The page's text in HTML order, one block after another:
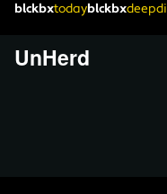
blckbxtodayblckbx
UnHerd